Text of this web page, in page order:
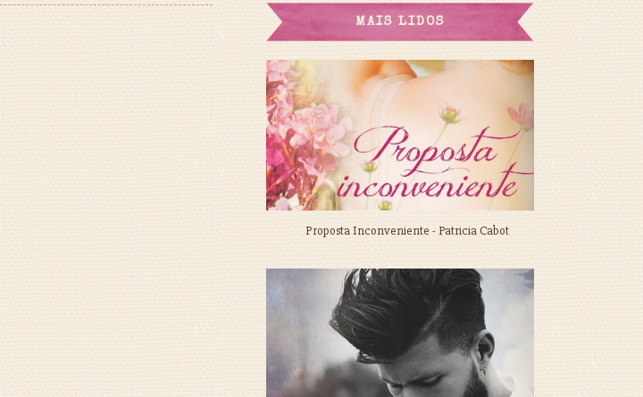
MAIS LIDOS
Proposta Inconveniente - Patricia Cabot